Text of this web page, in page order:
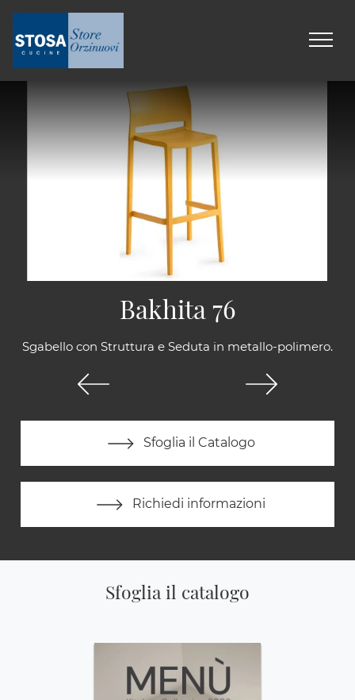
Sgabello con Struttura e Seduta in metallo-polimero.
Sfoglia il Catalogo
Richiedi informazioni
Bakhita 76
Sfoglia il catalogo